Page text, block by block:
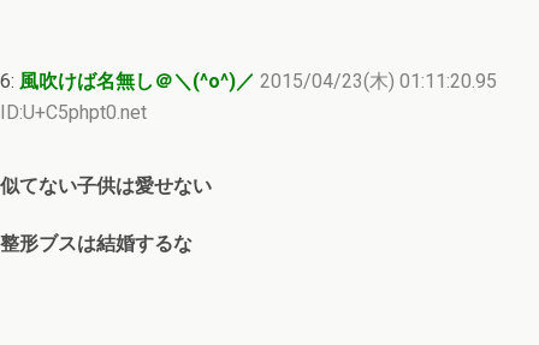
6: 風吹けば名無し＠＼(^o^)／ 2015/04/23(木) 01:11:20.95
ID:U+C5phpt0.net
似てない子供は愛せない
整形ブスは結婚するな